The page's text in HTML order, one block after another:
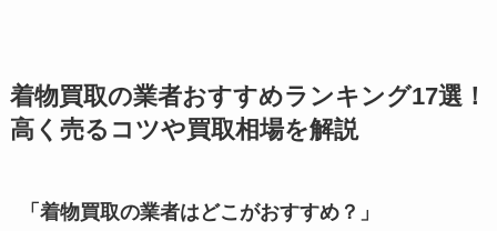
着物買取の業者おすすめランキング17選！
高く売るコツや買取相場を解説
「着物買取の業者はどこがおすすめ？」